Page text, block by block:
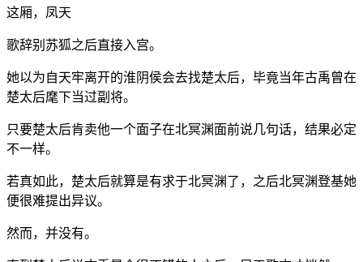
这厢，凤天
歌辞别苏狐之后直接入宫。
她以为自天牢离开的淮阴侯会去找楚太后，毕竟当年古禹曾在
楚太后麾下当过副将。
只要楚太后肯卖他一个面子在北冥渊面前说几句话，结果必定
不一样。
若真如此，楚太后就算是有求于北冥渊了，之后北冥渊登基她
便很难提出异议。
然而，并没有。